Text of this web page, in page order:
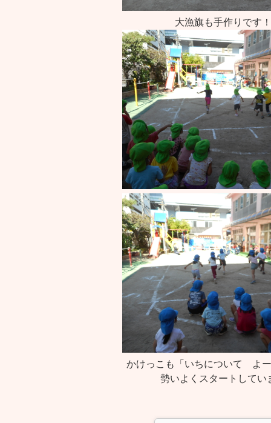
大漁旗も手作りです
かけっこも「いちについて よ
勢いよくスタートしてい